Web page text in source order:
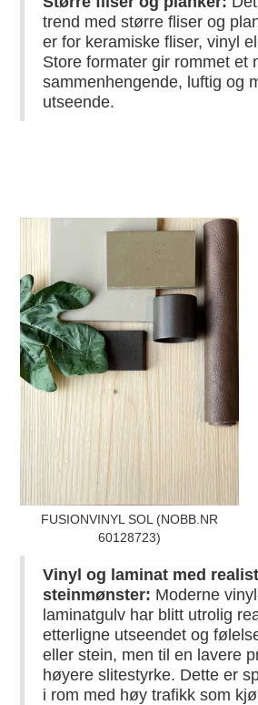
trend med større fliser og
er for keramiske fliser, vinyl
Store formater gir rommet et
sammenhengende, luftig og
utseende.
FUSIONVINYL SOL (NOBB.NR
60128723)
Vinyl og laminat med
steinmønster: Moderne
laminatgulv har blitt utrolig
etterligne utseendet og
eller stein, men til en lavere
høyere slitestyrke. Dette er
i rom med høy trafikk som